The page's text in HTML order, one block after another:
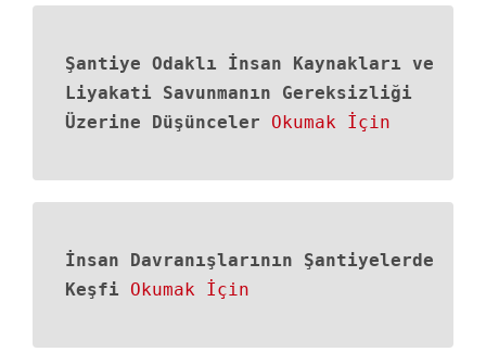
Şantiye Odaklı İnsan Kaynakları ve
Liyakati Savunmanın Gereksizliği
Üzerine Düşünceler
Okumak İçin
İnsan Davranışlarının Şantiyelerde
Keşfi
Okumak İçin